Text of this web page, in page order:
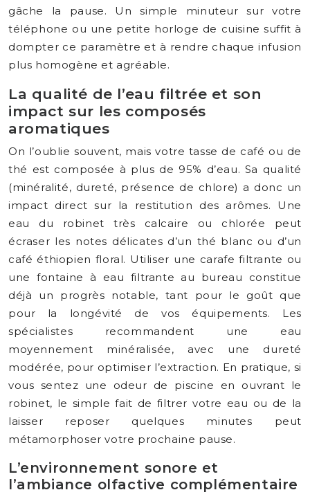
gâche la pause. Un simple minuteur sur votre
téléphone ou une petite horloge de cuisine suffit à
dompter ce paramètre et à rendre chaque infusion
plus homogène et agréable.
La qualité de l’eau filtrée et son
impact sur les composés
aromatiques
On l’oublie souvent, mais votre tasse de café ou de
thé est composée à plus de 95% d’eau. Sa qualité
(minéralité, dureté, présence de chlore) a donc un
impact direct sur la restitution des arômes. Une
eau du robinet très calcaire ou chlorée peut
écraser les notes délicates d’un thé blanc ou d’un
café éthiopien floral. Utiliser une carafe filtrante ou
une fontaine à eau filtrante au bureau constitue
déjà un progrès notable, tant pour le goût que
pour la longévité de vos équipements. Les
spécialistes recommandent une eau
moyennement minéralisée, avec une dureté
modérée, pour optimiser l’extraction. En pratique, si
vous sentez une odeur de piscine en ouvrant le
robinet, le simple fait de filtrer votre eau ou de la
laisser reposer quelques minutes peut
métamorphoser votre prochaine pause.
L’environnement sonore et
l’ambiance olfactive complémentaire